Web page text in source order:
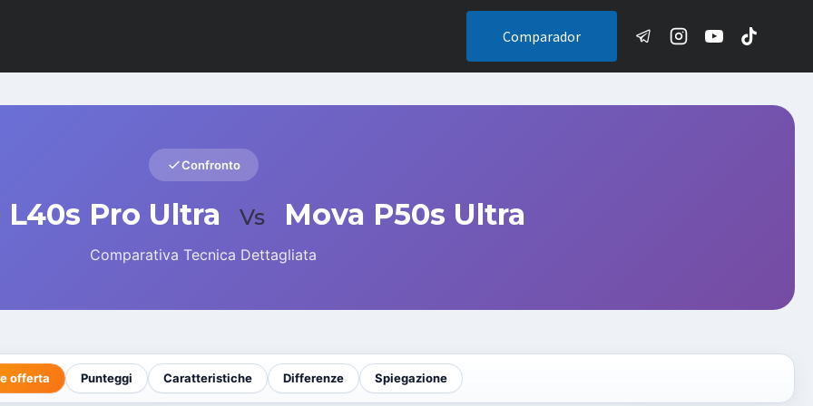
Comparador
Confronto
L40s Pro Ultra Vs Mova P50s Ultra
Comparativa Tecnica Dettagliata
offerta Punteggi Caratteristiche Differenze Spiegazione